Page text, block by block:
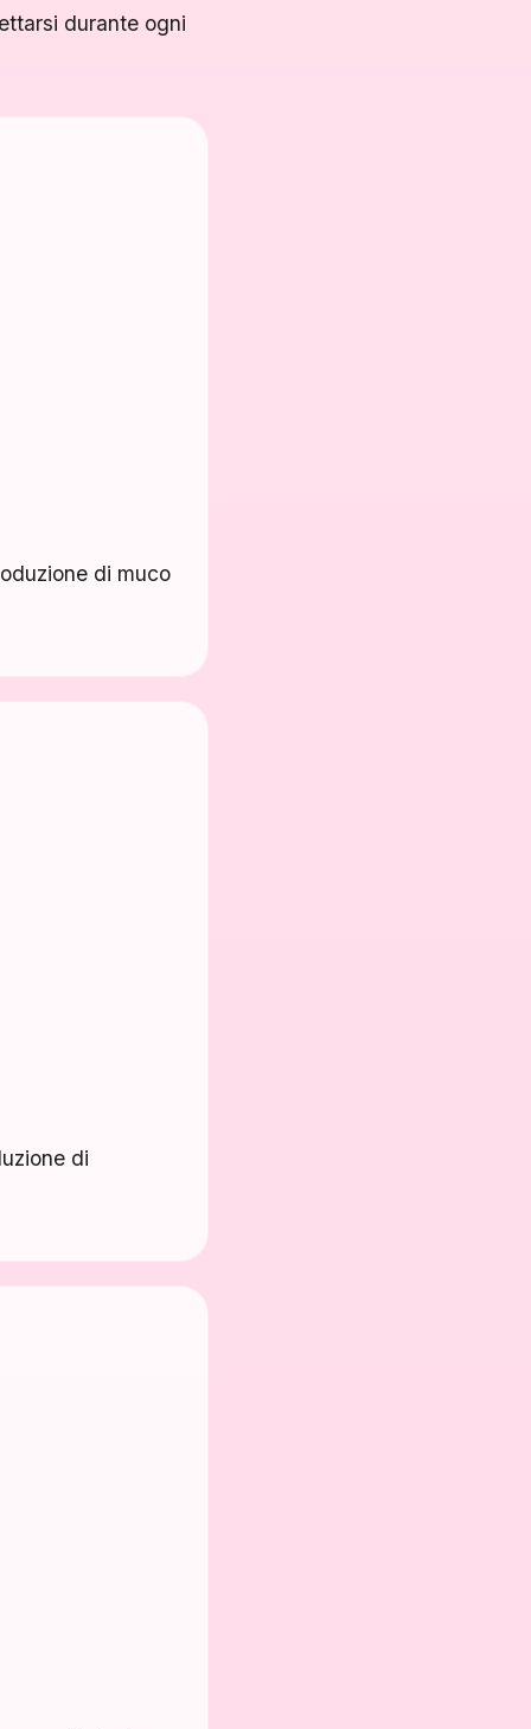
durante ogni
di muco
di